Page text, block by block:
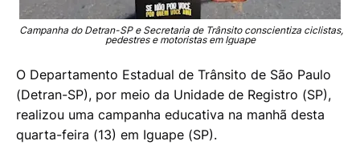
Campanha do Detran-SP e Secretaria de Trânsito conscientiza ciclistas,
pedestres e motoristas em Iguape
O Departamento Estadual de Trânsito de São Paulo
(Detran-SP), por meio da Unidade de Registro (SP),
realizou uma campanha educativa na manhã desta
quarta-feira (13) em Iguape (SP).